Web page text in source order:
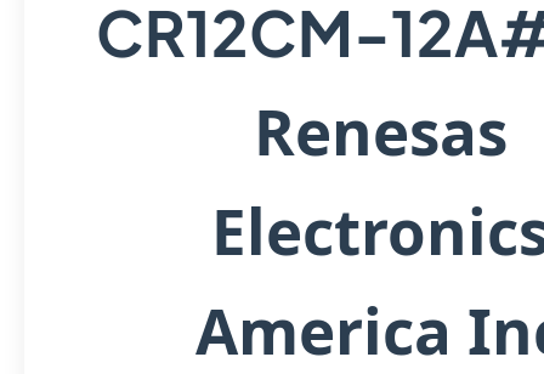
CR12CM-
Renesas
America